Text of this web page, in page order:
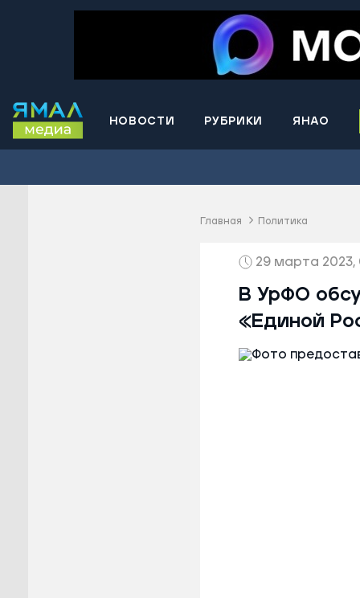
НОВОСТИ РУБРИКИ ЯНАО
район
Новый
Главная Политика
29 марта 2023,
В УрФО
«Единой